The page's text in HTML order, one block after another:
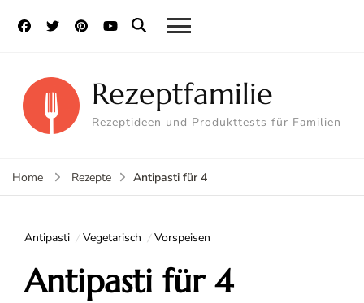
Rezeptfamilie
Rezeptideen und Produkttests für Familien
Home Rezepte Antipasti für 4
Antipasti Vegetarisch Vorspeisen
Antipasti für 4